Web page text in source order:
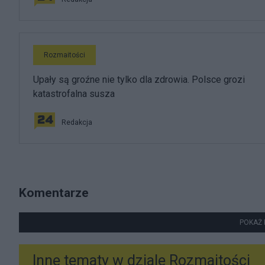
Rozmaitości
Upały są groźne nie tylko dla zdrowia. Polsce grozi
katastrofalna susza
Redakcja
Komentarze
POKAŻ
Inne tematy w dziale Rozmaitości